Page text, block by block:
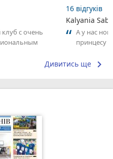
с очень
16 відгуків
Kalyania
А у нас
принцесу
Дивитись ще keyboard_arrow_right